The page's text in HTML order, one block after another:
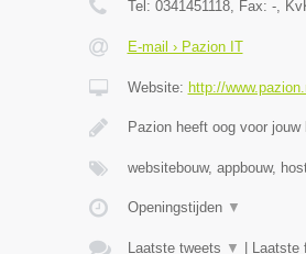
Tel: 0341451118, Fax: -,
E-mail › Pazion IT
Website: http://
Pazion heeft oog voor
websitebouw, appbouw,
Openingstijden ▼
Laatste tweets ▼ Laatste